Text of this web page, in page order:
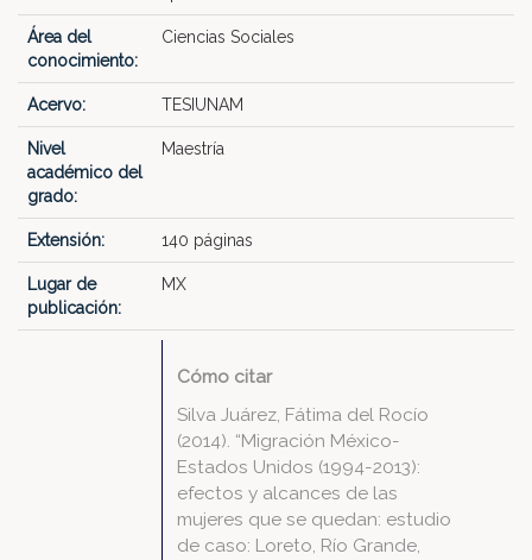
Área del
conocimiento:
Ciencias Sociales
Acervo: TESIUNAM
Nivel
académico del
grado:
Maestría
Extensión: 140 páginas
Lugar de
publicación:
MX
Cómo citar
Silva Juárez, Fátima del Rocío
(2014). “Migración México-
Estados Unidos (1994-2013):
efectos y alcances de las
mujeres que se quedan: estudio
de caso: Loreto, Río Grande,